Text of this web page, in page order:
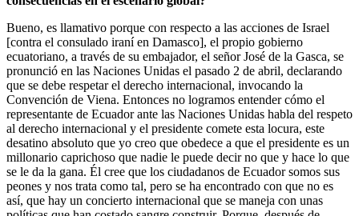
Bueno, es llamativo porque con respecto a las acciones de Israel
[contra el consulado iraní en Damasco], el propio gobierno
ecuatoriano, a través de su embajador, el señor José de la Gasca, se
pronunció en las Naciones Unidas el pasado 2 de abril, declarando
que se debe respetar el derecho internacional, invocando la
Convención de Viena. Entonces no logramos entender cómo el
representante de Ecuador ante las Naciones Unidas habla del respeto
al derecho internacional y el presidente comete esta locura, este
desatino absoluto que yo creo que obedece a que el presidente es un
millonario caprichoso que nadie le puede decir no que y hace lo que
se le da la gana. Él cree que los ciudadanos de Ecuador somos sus
peones y nos trata como tal, pero se ha encontrado con que no es
así, que hay un concierto internacional que se maneja con unas